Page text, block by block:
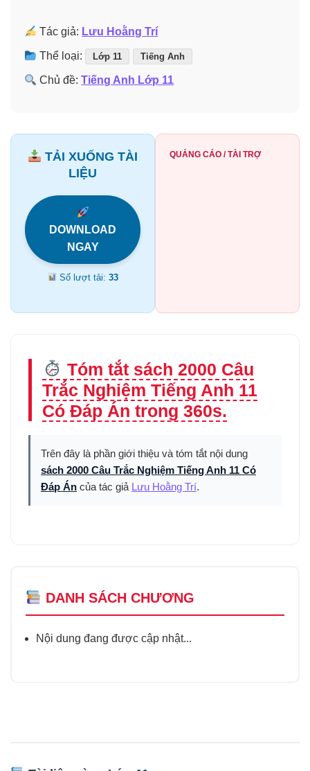
Tác giả: Lưu Hoằng Trí
Thể loại: Lớp 11 Tiếng Anh
Chủ đề:Tiếng Anh Lớp 11
TẢI XUỐNG TÀI
LIỆU
DOWNLOAD
NGAY
Số lượt tải:33
QUẢNG CÁO / TÀI TRỢ
Tóm tắt sách 2000 Câu
Trắc Nghiệm Tiếng Anh 11
Có Đáp Án trong 360s.
Trên đây là phần giới thiệu và tóm tắt nội dung
sách 2000 Câu Trắc Nghiệm Tiếng Anh 11 Có
Đáp Án của tác giả Lưu Hoằng Trí.
DANH SÁCH CHƯƠNG
Nội dung đang được cập nhật...